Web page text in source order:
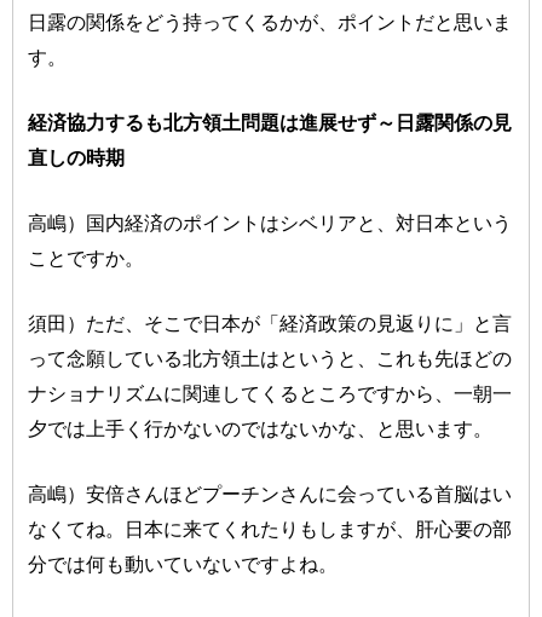
日露の関係をどう持ってくるかが、ポイントだと思いま
す。
経済協力するも北方領土問題は進展せず～日露関係の見
直しの時期
高嶋）国内経済のポイントはシベリアと、対日本という
ことですか。
須田）ただ、そこで日本が「経済政策の見返りに」と言
って念願している北方領土はというと、これも先ほどの
ナショナリズムに関連してくるところですから、一朝一
夕では上手く行かないのではないかな、と思います。
高嶋）安倍さんほどプーチンさんに会っている首脳はい
なくてね。日本に来てくれたりもしますが、肝心要の部
分では何も動いていないですよね。